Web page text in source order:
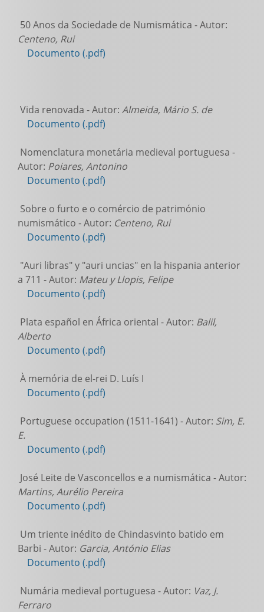
50 Anos da Sociedade de Numismática - Autor:
Centeno, Rui
Documento (.pdf)
Vida renovada - Autor: Almeida, Mário S. de
Documento (.pdf)
Nomenclatura monetária medieval portuguesa -
Autor: Poiares, Antonino
Documento (.pdf)
Sobre o furto e o comércio de património
numismático - Autor: Centeno, Rui
Documento (.pdf)
"Auri libras" y "auri uncias" en la hispania anterior
a 711 - Autor: Mateu y Llopis, Felipe
Documento (.pdf)
Plata español en África oriental - Autor: Balil,
Alberto
Documento (.pdf)
À memória de el-rei D. Luís I
Documento (.pdf)
Portuguese occupation (1511-1641) - Autor: Sim, E.
E.
Documento (.pdf)
José Leite de Vasconcellos e a numismática - Autor:
Martins, Aurélio Pereira
Documento (.pdf)
Um triente inédito de Chindasvinto batido em
Barbi - Autor: Garcia, António Elias
Documento (.pdf)
Numária medieval portuguesa - Autor: Vaz, J.
Ferraro